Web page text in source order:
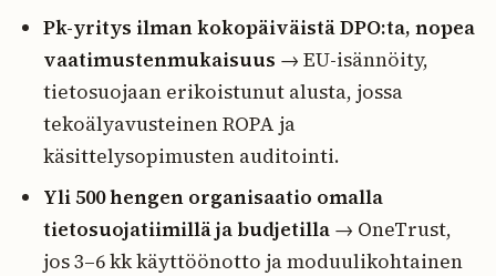
Pk-yritys ilman kokopäiväistä DPO:ta, nopea
vaatimustenmukaisuus → EU-isännöity,
tietosuojaan erikoistunut alusta, jossa
tekoälyavusteinen ROPA ja
käsittelysopimusten auditointi.
Yli 500 hengen organisaatio omalla
tietosuojatiimillä ja budjetilla → OneTrust,
jos 3–6 kk käyttöönotto ja moduulikohtainen